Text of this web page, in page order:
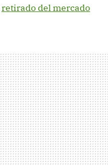
retirado del mercado